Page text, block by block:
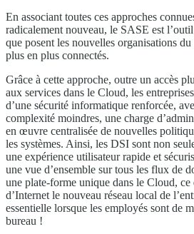
En associant toutes ces approches
radicalement nouveau, le SASE est
que posent les nouvelles organisations
plus en plus connectés.
Grâce à cette approche, outre un accès
aux services dans le Cloud, les
d’une sécurité informatique renforcée,
complexité moindres, une charge
en œuvre centralisée de nouvelles
les systèmes. Ainsi, les DSI sont non
une expérience utilisateur rapide et
une vue d’ensemble sur tous les flux de
une plate-forme unique dans le Cloud,
d’Internet le nouveau réseau local de
essentielle lorsque les employés sont de
bureau !